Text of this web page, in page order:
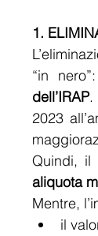
1.
“in nero”:
dell’IRAP.
2023
aliquota
Mentre,
il